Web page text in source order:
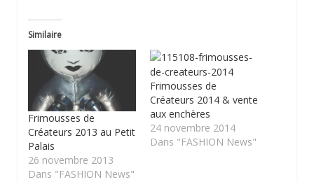
Similaire
Frimousses de
Créateurs 2013 au Petit
Palais
26 novembre 2013
Dans "FASHION News"
Frimousses de
Créateurs 2014 & vente
aux enchères
24 novembre 2014
Dans "FASHION News"